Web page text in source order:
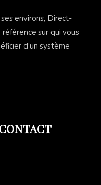
environs, Direct-
sur qui vous
d’un système